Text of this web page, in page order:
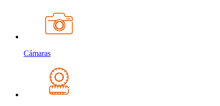
Cámaras